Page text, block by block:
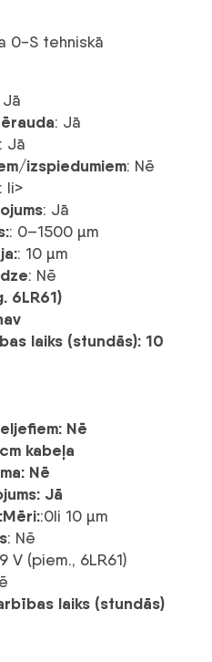
0-S tehniskā
Jā
: Jā
: Jā
izspiedumiem: Nē
li>
: Jā
: 0–1500 µm
: 10 µm
: Nē
6LR61)
laiks (stundās): 10
: Nē
kabeļa
: Nē
: Jā
Mēri::0li ​​10 µm
: Nē
V (piem., 6LR61)
laiks (stundās)